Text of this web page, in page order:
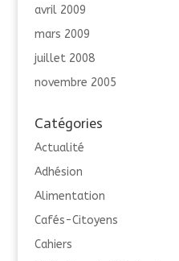
avril 2009
mars 2009
juillet 2008
novembre 2005
Catégories
Actualité
Adhésion
Alimentation
Cafés-Citoyens
Cahiers